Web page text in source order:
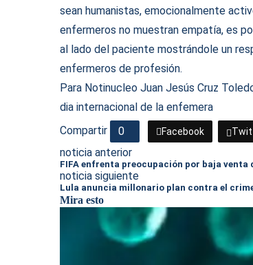
sean humanistas, emocionalmente
enfermeros no muestran empatía, es
al lado del paciente mostrándole un
enfermeros de profesión.
Para Notinucleo Juan Jesús Cruz
dia internacional de la enfemera
Compartir
0 Facebook
noticia anterior
FIFA enfrenta preocupación por baja venta
noticia siguiente
Lula anuncia millonario plan contra el
Mira esto